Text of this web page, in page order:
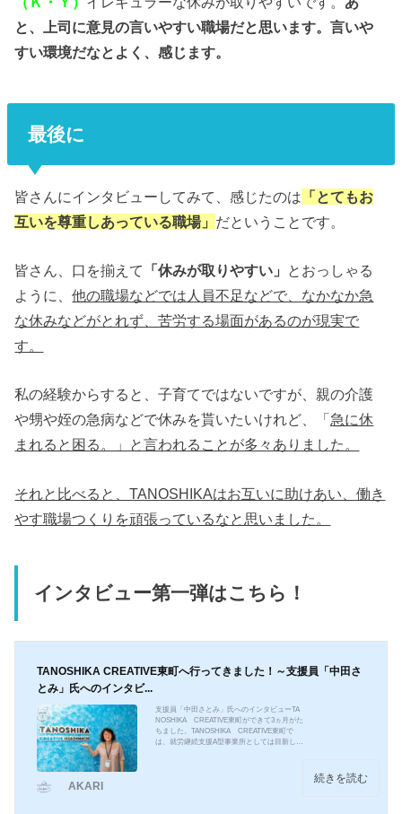
と、上司に意見の言いやすい職場だと思います。言いや
すい環境だなとよく、感じます。
最後に
皆さんにインタビューしてみて、感じたのは 「とてもお
互いを尊重しあっている職場」 だということです。
皆さん、口を揃えて 「休みが取りやすい」 とおっしゃる
ように、他の職場などでは人員不足などで、なかなか急
な休みなどがとれず、苦労する場面があるのが現実で
す。
私の経験からすると、子育てではないですが、親の介護
や甥や姪の急病などで休みを貰いたいけれど、「急に休
まれると困る。」と言われることが多々ありました。
それと比べると、TANOSHIKAはお互いに助けあい、働き
やす職場つくりを頑張っているなと思いました。
インタビュー第一弾はこちら！
TANOSHIKA CREATIVE東町へ行ってきました！～支援員「中田さ
とみ」氏へのインタビ...
支援員「中田さとみ」氏へのインタビューTA
NOSHIKA CREATIVE東町ができて3ヵ月がた
ちました。TANOSHIKA CREATIVE東町で
は、就労継続支援A型事業所としては目新し
続きを読む
AKARI